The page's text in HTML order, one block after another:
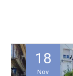
18
Nov